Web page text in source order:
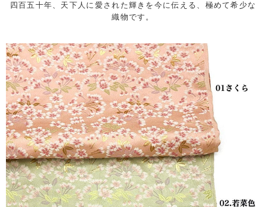
四百五十年、天下人に愛された輝きを今に伝える、極めて希少な
織物です。